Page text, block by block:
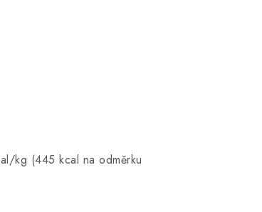
kg (445 kcal na odměrku